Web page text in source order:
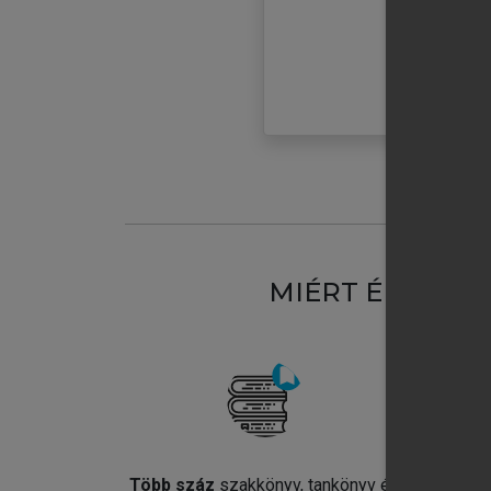
MIÉRT
Több száz szakkönyv, tankönyv és